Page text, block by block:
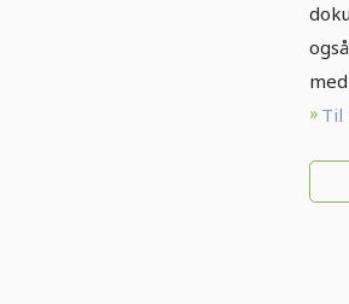
Til